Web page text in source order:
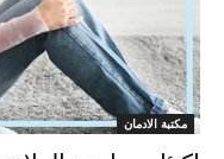
مكتبة الادمان